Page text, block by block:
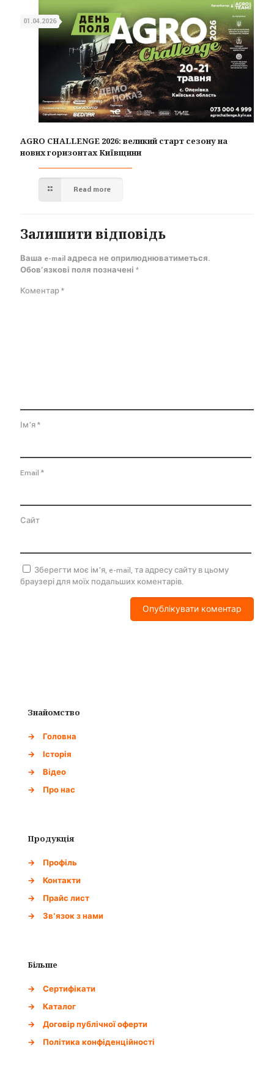
01.04.2026
AGRO CHALLENGE 2026: великий старт сезону на
нових горизонтах Київщини
Read more
Залишити відповідь
Ваша e-mail адреса не оприлюднюватиметься.
Обов’язкові поля позначені *
Коментар*
Ім'я*
Email *
Сайт
Зберегти моє ім'я, e-mail, та адресу сайту в цьому
браузері для моїх подальших коментарів.
Знайомство
→
Головна
→
Історія
→
Відео
→
Про нас
Продукція
→
Профіль
→
Контакти
→
Прайс лист
→
Зв'язок з нами
Більше
→
Сертифікати
→
Каталог
→
Договір публічної оферти
→
Політика конфіденційності